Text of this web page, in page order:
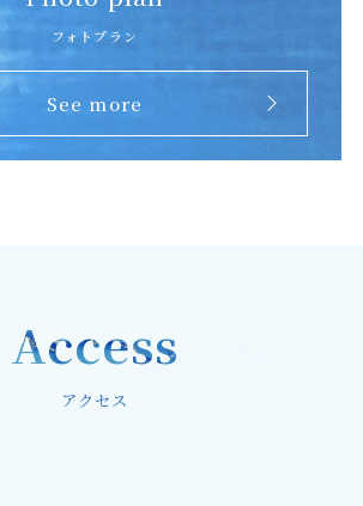
フォトプラン
See more
Access
アクセス